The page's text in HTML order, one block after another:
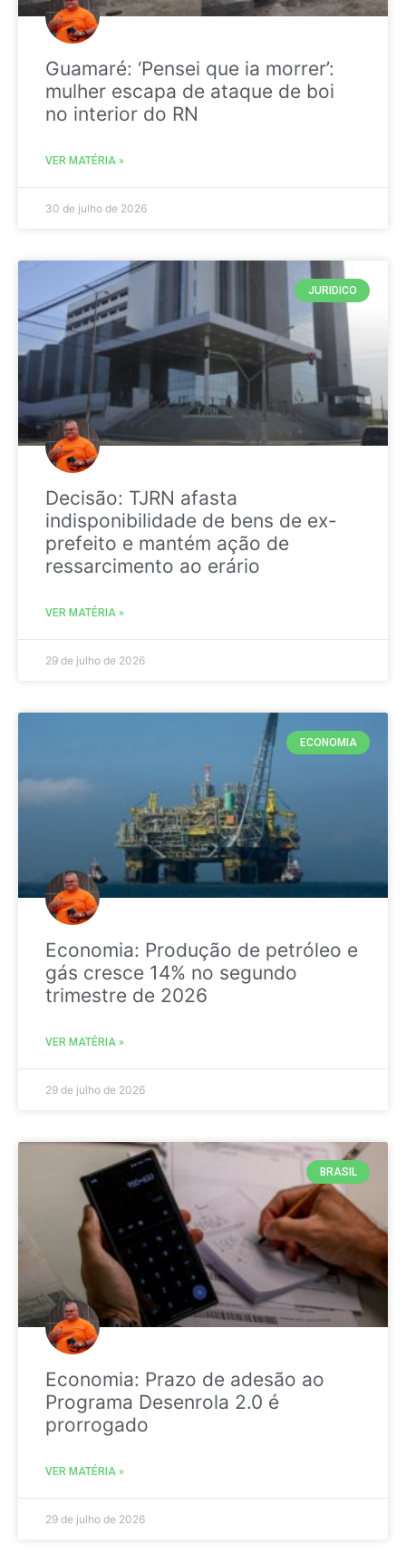
Guamaré: ‘Pensei que ia morrer’:
mulher escapa de ataque de boi
no interior do RN
VER MATÉRIA »
30 de julho de 2026
JURIDICO
Decisão: TJRN afasta
indisponibilidade de bens de ex-
prefeito e mantém ação de
ressarcimento ao erário
VER MATÉRIA »
29 de julho de 2026
ECONOMIA
Economia: Produção de petróleo e
gás cresce 14% no segundo
trimestre de 2026
VER MATÉRIA »
29 de julho de 2026
BRASIL
Economia: Prazo de adesão ao
Programa Desenrola 2.0 é
prorrogado
VER MATÉRIA »
29 de julho de 2026